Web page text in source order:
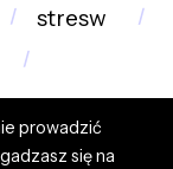
stresw
prowadzić
się na